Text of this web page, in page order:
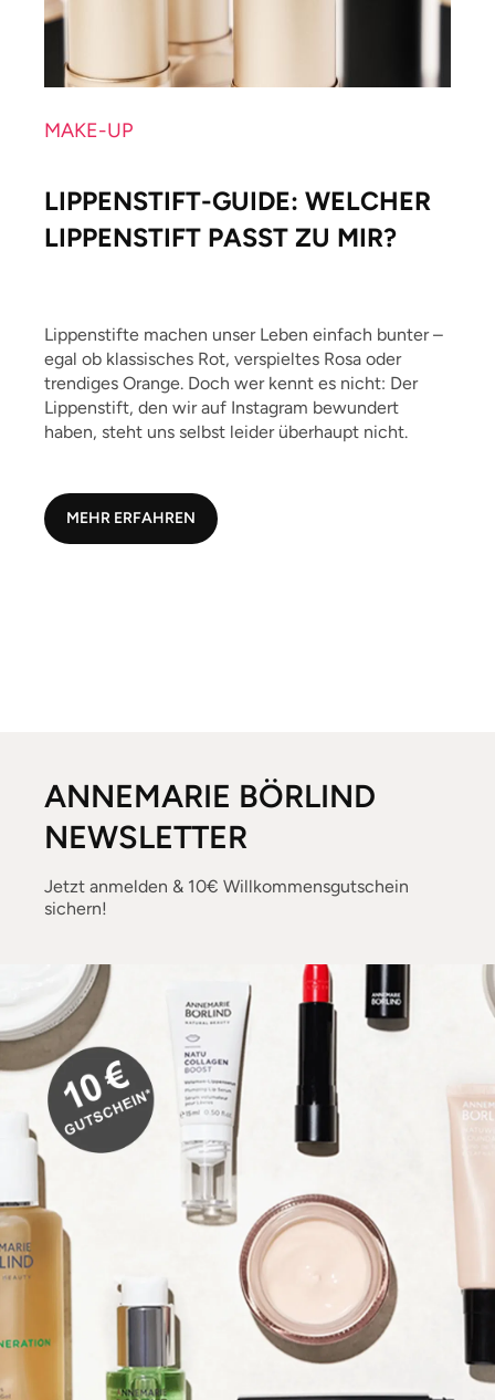
MAKE-UP
LIPPENSTIFT-GUIDE: WELCHER
LIPPENSTIFT PASST ZU MIR?
Lippenstifte machen unser Leben einfach bunter –
egal ob klassisches Rot, verspieltes Rosa oder
trendiges Orange. Doch wer kennt es nicht: Der
Lippenstift, den wir auf Instagram bewundert
haben, steht uns selbst leider überhaupt nicht.
MEHR ERFAHREN
ANNEMARIE BÖRLIND
NEWSLETTER
Jetzt anmelden & 10€ Willkommensgutschein
sichern!